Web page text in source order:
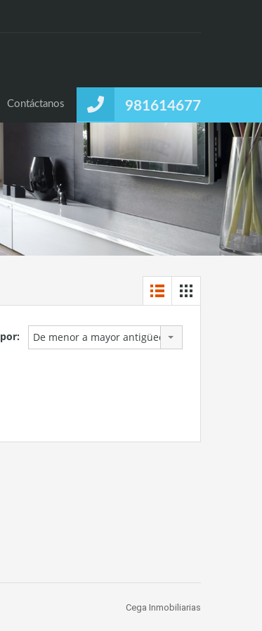
981614677
Contáctanos
De menor a mayor antigüedad
Cega Inmobiliarias